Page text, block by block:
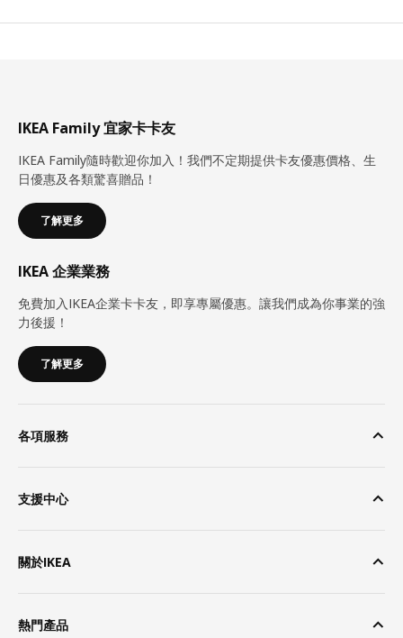
IKEA Family 宜家卡卡友
IKEA Family隨時歡迎你加入！我們不定期提供卡友優惠價格、生
日優惠及各類驚喜贈品！
了解更多
IKEA 企業業務
免費加入IKEA企業卡卡友，即享專屬優惠。讓我們成為你事業的強
力後援！
了解更多
各項服務
支援中心
關於IKEA
熱門產品